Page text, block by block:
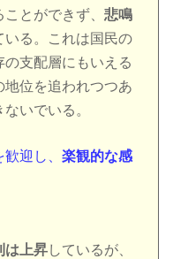
ことができず、悲鳴
いる。これは国民の
支配層にもいえる
地位を追われつつあ
いでいる。
歓迎し、楽観的な感
は上昇しているが、